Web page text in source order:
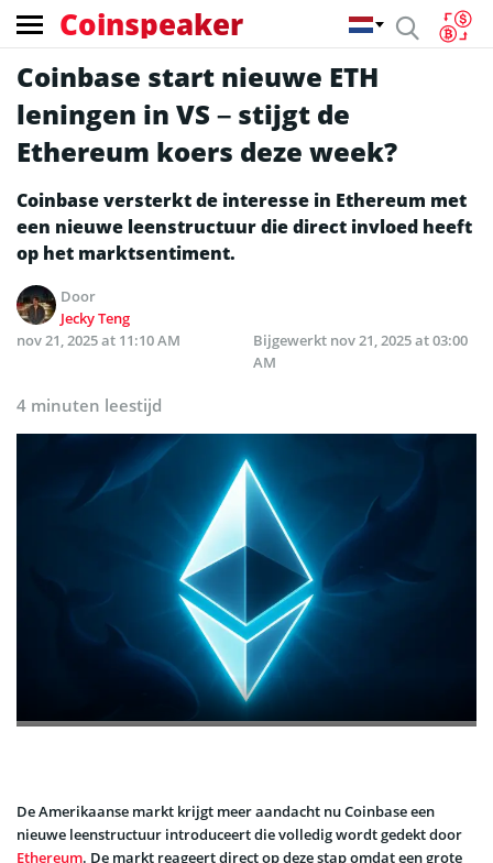
Coinspeaker
Coinbase start nieuwe ETH
leningen in VS – stijgt de
Ethereum koers deze week?
Coinbase versterkt de interesse in Ethereum met
een nieuwe leenstructuur die direct invloed heeft
op het marktsentiment.
Door
Jecky Teng
nov 21, 2025 at 11:10 AM
Bijgewerkt nov 21, 2025 at 03:00
AM
4 minuten leestijd
De Amerikaanse markt krijgt meer aandacht nu Coinbase een
nieuwe leenstructuur introduceert die volledig wordt gedekt door
Ethereum. De markt reageert direct op deze stap omdat een grote